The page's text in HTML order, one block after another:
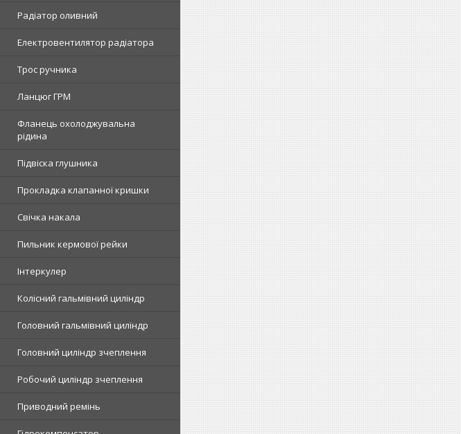
Радіатор оливний
Електровентилятор радіатора
Трос ручника
Ланцюг ГРМ
Фланець охолоджувальна
рідина
Підвіска глушника
Прокладка клапанної кришки
Свічка накала
Пильник кермової рейки
Інтеркулер
Колісний гальмівний циліндр
Головний гальмівний циліндр
Головний циліндр зчеплення
Робочий циліндр зчеплення
Приводний ремінь